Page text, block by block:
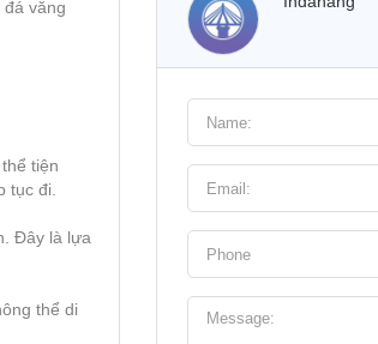
văng
tiện
tục đi.
Đây là lựa
thể di